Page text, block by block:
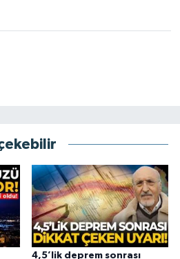
4,5’lik deprem sonrası